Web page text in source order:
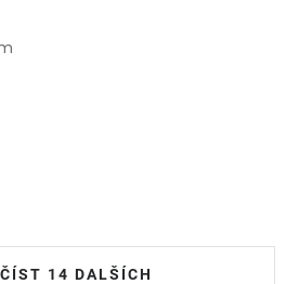
14 DALŠÍCH